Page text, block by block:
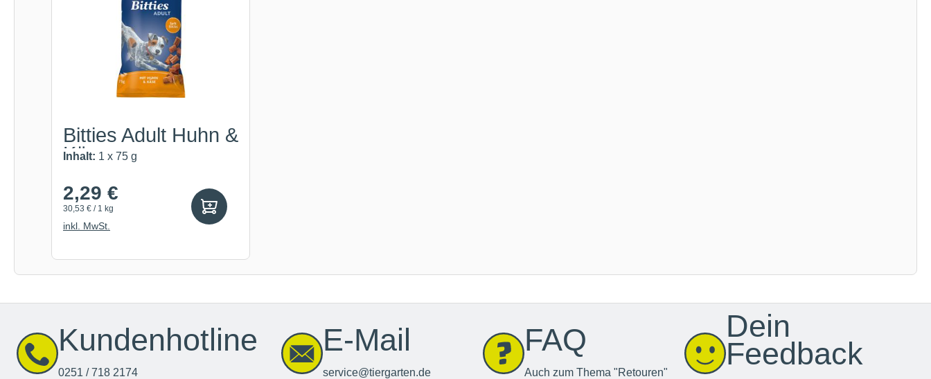
Bitties Adult Huhn &
Käse
Inhalt: 1 x 75 g
2,29 €
30,53 € / 1 kg
inkl. MwSt.
Kundenhotline
0251 / 718 2174
E-Mail
service@tiergarten.de
FAQ
Auch zum Thema "Retouren"
Dein
Feedback